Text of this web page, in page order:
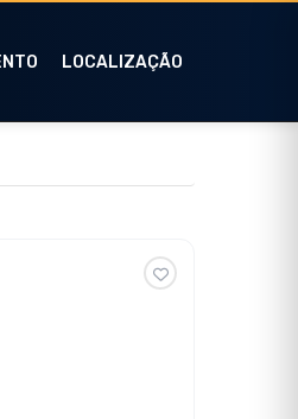
LOCALIZAÇÃO